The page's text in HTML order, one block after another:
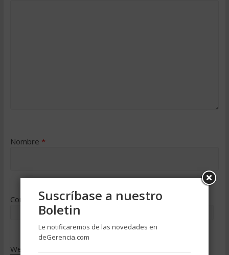
Nombre *
Correo electrónico*
Web
Suscríbase a nuestro
Boletin
Le notificaremos de las novedades en
deGerencia.com